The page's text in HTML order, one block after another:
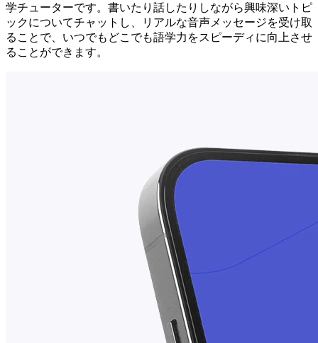
学チューターです。書いたり話したりしながら興味深いトピ
ックについてチャットし、リアルな音声メッセージを受け取
ることで、いつでもどこでも語学力をスピーディに向上させ
ることができます。